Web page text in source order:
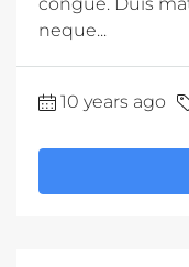
neque...
10 years ago